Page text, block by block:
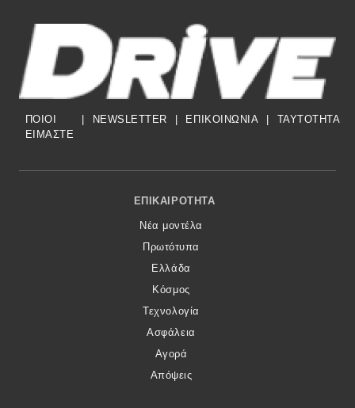
ΠΟΙΟΙ
ΕΙΜΑΣΤΕ
NEWSLETTER ΕΠΙΚΟΙΝΩΝΙΑ TAYTOTHTA
Footer Menu
ΕΠΙΚΑΙΡΌΤΗΤΑ
Νέα μοντέλα
Πρωτότυπα
Ελλάδα
Κόσμος
Τεχνολογία
Ασφάλεια
Αγορά
Απόψεις